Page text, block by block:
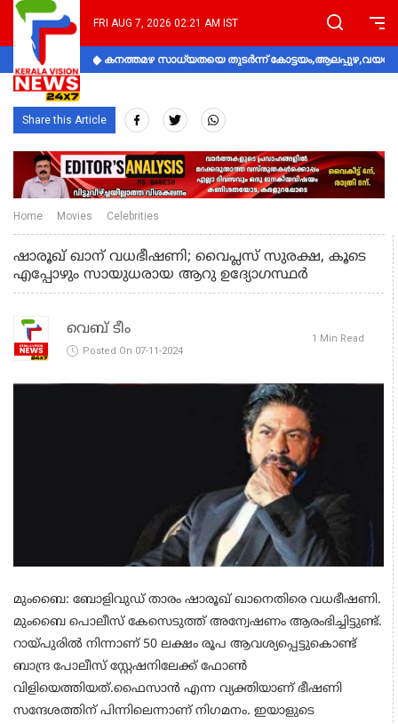
FRI AUG 7, 2026 02:21 AM IST
കനത്തമഴ സാധ്യതയെ തുടർന്ന്
Share this Article
Home Movies Celebrities
ഷാരൂഖ് ഖാന് വധഭീഷണി; വൈപ്ലസ് സുരക്ഷ, കൂടെ
എപ്പോഴും സായുധരായ ആറു ഉദ്യോഗസ്ഥര്‍
വെബ് ടീം
Posted On 07-11-2024
1 Min Read
മുംബൈ: ബോളിവുഡ് താരം ഷാരൂഖ് ഖാനെതിരെ വധഭീഷണി.
മുംബൈ പൊലീസ് കേസെടുത്ത് അന്വേഷണം ആരംഭിച്ചിട്ടുണ്ട്.
റായ്പുരിൽ നിന്നാണ് 50 ലക്ഷം രൂപ ആവശ്യപ്പെട്ടുകൊണ്ട്
ബാന്ദ്ര പോലീസ് സ്റ്റേഷനിലേക്ക് ഫോൺ
വിളിയെത്തിയത്.ഫൈസാൻ എന്ന വ്യക്തിയാണ് ഭീഷണി
സന്ദേശത്തിന് പിന്നിലെന്നാണ് നി​ഗമനം. ഇയാളുടെ